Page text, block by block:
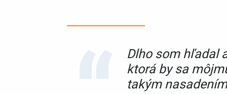
Dlho som hľadal
ktorá by sa
takým